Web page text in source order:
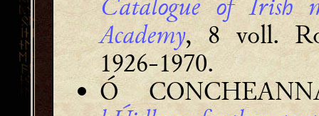
Academy, 8 voll.
1926-1970.
Ó